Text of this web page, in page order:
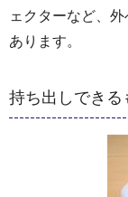
ェクターなど、
あります。
持ち出しできる